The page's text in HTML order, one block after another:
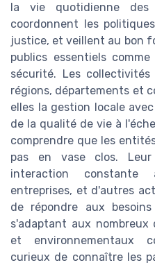
la vie quotidienne des
coordonnent les
justice, et veillent au bon
publics essentiels
sécurité. Les
régions, départements et
elles la gestion locale
de la qualité de vie à
comprendre que les
pas en vase clos.
interaction
entreprises, et d'autres
de répondre aux
s'adaptant aux nombreux
et environnementaux
curieux de connaître les